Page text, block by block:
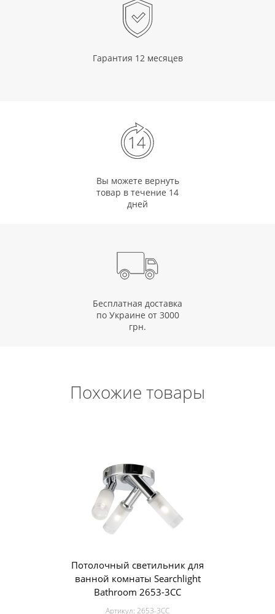
Гарантия 12 месяцев
Вы можете вернуть
товар в течение 14
дней
Бесплатная доставка
по Украине от 3000
грн.
Похожие товары
Потолочный светильник для
ванной комнаты Searchlight
Bathroom 2653-3CC
Артикул: 2653-3CC